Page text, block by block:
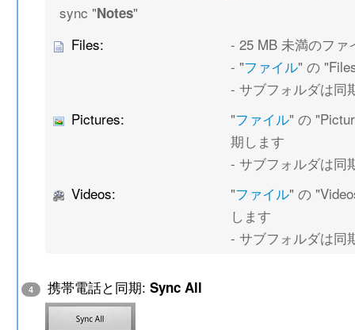
sync "Notes"
Files:
- 25 MB 未満のファ
- "ファイル" の
- サブフォルダは同
Pictures:
"ファイル" の
期します
- サブフォルダは同
Videos:
"ファイル" の
します
- サブフォルダは同
4 携帯電話と同期:Sync All